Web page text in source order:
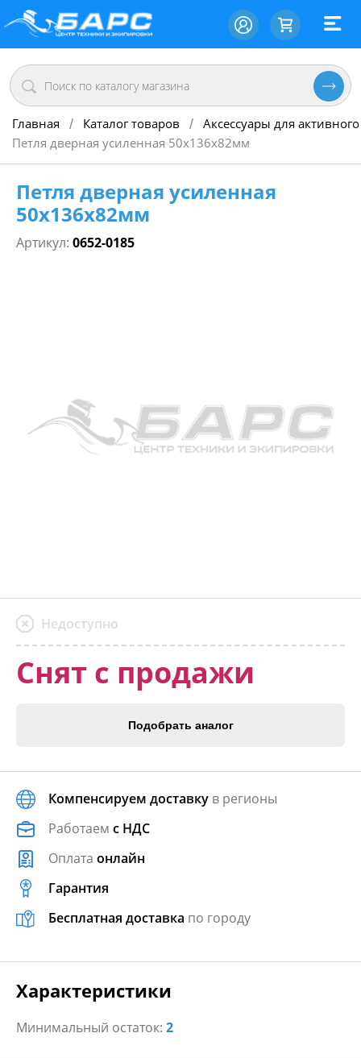
Главная / Каталог товаров / Аксессуары для
Петля дверная усиленная 50х136х82мм
Петля дверная усиленная
50х136х82мм
Артикул: 0652-0185
Недоступно
Снят с продажи
Подобрать аналог
Компенсируем доставку в регионы
Работаем с НДС
Оплата онлайн
Гарантия
Бесплатная доставка по городу
Характеристики
Минимальный остаток: 2